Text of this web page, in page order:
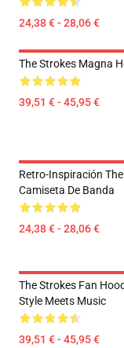
24,38 € - 28,06 €
The Strokes Magna
39,51 € - 45,95 €
Retro-Inspiración
Camiseta De Banda
24,38 € - 28,06 €
The Strokes Fan
Style Meets Music
39,51 € - 45,95 €